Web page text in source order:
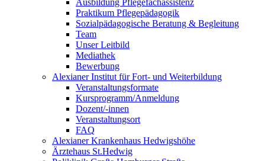
Praktikum Pflegepädagogik
Sozialpädagogische Beratung & Begleitung
Team
Unser Leitbild
Mediathek
Bewerbung
Alexianer Institut für Fort- und Weiterbildung
Veranstaltungsformate
Kursprogramm/Anmeldung
Dozent/-innen
Veranstaltungsort
FAQ
Alexianer Krankenhaus Hedwigshöhe
Ärztehaus St.Hedwig